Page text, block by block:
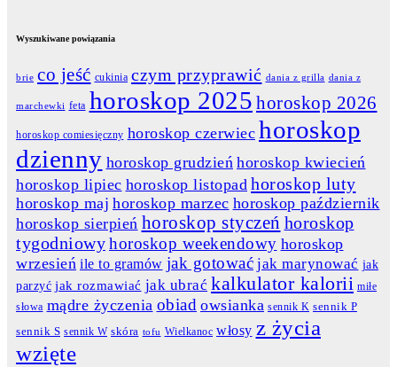
Wyszukiwane powiązania
brie co jeść cukinia czym przyprawić dania z grilla dania z
marchewki feta horoskop 2025 horoskop 2026
horoskop comiesięczny horoskop czerwiec horoskop
dzienny horoskop grudzień horoskop kwiecień
horoskop lipiec horoskop listopad horoskop luty
horoskop maj horoskop marzec horoskop październik
horoskop sierpień horoskop styczeń horoskop
tygodniowyhoroskop weekendowy horoskop
wrzesień ile to gramów jak gotować jak marynować jak
parzyć jak rozmawiać jak ubrać kalkulator kalorii miłe
słowa mądre życzenia obiad owsianka sennik K sennik P
sennik S sennik W skóra tofu Wielkanoc włosy z życia
wzięte